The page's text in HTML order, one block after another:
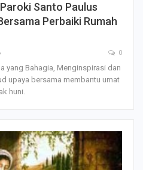
Santo Paulus
Perbaiki Rumah
0
yang Bahagia, Menginspirasi dan
upaya bersama membantu umat
huni.